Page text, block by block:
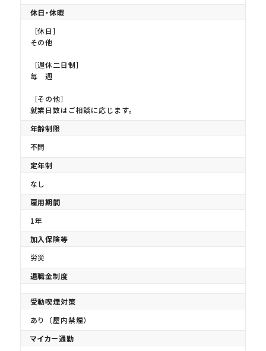
休日・休暇
［休日］
その他
［週休二日制］
毎 週
［その他］
就業日数はご相談に応じます。
年齢制限
不問
定年制
なし
雇用期間
1年
加入保険等
労災
退職金制度
受動喫煙対策
あり（屋内禁煙）
マイカー通勤